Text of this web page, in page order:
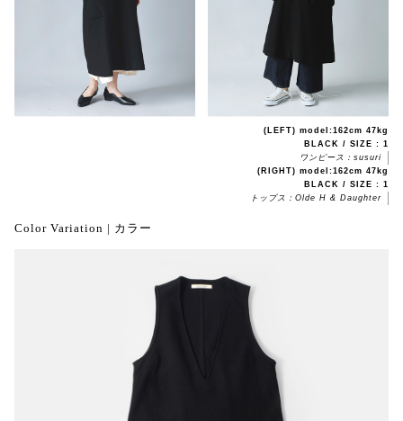
(LEFT) model:162cm 47kg
BLACK / SIZE : 1
ワンピース：susuri
(RIGHT) model:162cm 47kg
BLACK / SIZE : 1
トップス：Olde H & Daughter
Color Variation | カラー